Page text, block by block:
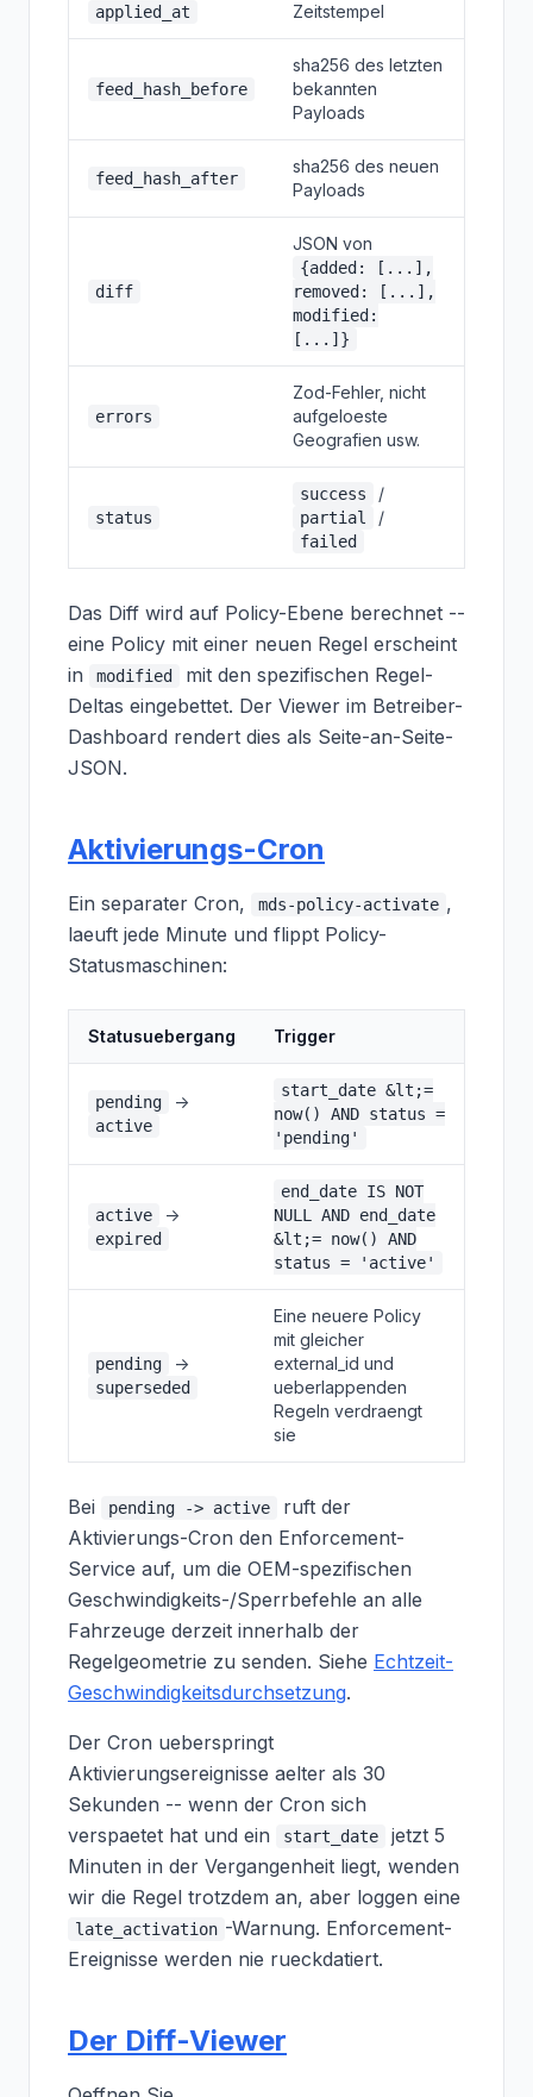
applied_at Zeitstempel
feed_hash_before
sha256 des letzten
bekannten
Payloads
feed_hash_after
sha256 des neuen
Payloads
diff
JSON von
{added: [...],
removed: [...],
modified:
[...]}
errors
Zod-Fehler, nicht
aufgeloeste
Geografien usw.
status
success /
partial /
failed
Das Diff wird auf Policy-Ebene berechnet --
eine Policy mit einer neuen Regel erscheint
in
modified
mit den spezifischen Regel-
Deltas eingebettet. Der Viewer im Betreiber-
Dashboard rendert dies als Seite-an-Seite-
JSON.
Aktivierungs-Cron
Ein separater Cron, mds-policy-activate ,
laeuft jede Minute und flippt Policy-
Statusmaschinen:
Statusuebergang Trigger
pending ->
active
start_date &lt;=
now() AND status =
'pending'
active ->
expired
end_date IS NOT
NULL AND end_date
&lt;= now() AND
status = 'active'
pending ->
superseded
Eine neuere Policy
mit gleicher
external_id und
ueberlappenden
Regeln verdraengt
sie
Bei pending -> active
ruft der
Aktivierungs-Cron den Enforcement-
Service auf, um die OEM-spezifischen
Geschwindigkeits-/Sperrbefehle an alle
Fahrzeuge derzeit innerhalb der
Regelgeometrie zu senden. Siehe Echtzeit-
Geschwindigkeitsdurchsetzung.
Der Cron ueberspringt
Aktivierungsereignisse aelter als 30
Sekunden -- wenn der Cron sich
verspaetet hat und ein
start_date
jetzt 5
Minuten in der Vergangenheit liegt, wenden
wir die Regel trotzdem an, aber loggen eine
late_activation -Warnung. Enforcement-
Ereignisse werden nie rueckdatiert.
Der Diff-Viewer